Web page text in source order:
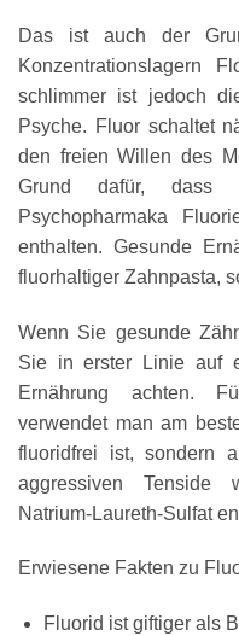
Das ist auch der
Konzentrationslagern
schlimmer ist jedoch
Psyche. Fluor schaltet
den freien Willen des
Grund dafür,
Psychopharmaka
enthalten. Gesunde
fluorhaltiger Zahnpasta,
Wenn Sie gesunde
Sie in erster Linie auf
Ernährung achten.
verwendet man am
fluoridfrei ist, sondern
aggressiven Tenside
Natrium-Laureth-Sulfat
Erwiesene Fakten zu
Fluorid ist giftiger als